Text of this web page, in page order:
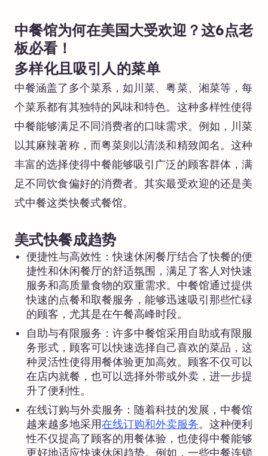
中餐馆为何在美国大受欢迎？这6点老
板必看！
多样化且吸引人的菜单
中餐涵盖了多个菜系，如川菜、粤菜、湘菜等，每
个菜系都有其独特的风味和特色。这种多样性使得
中餐能够满足不同消费者的口味需求。例如，川菜
以其麻辣著称，而粤菜则以清淡和精致闻名。这种
丰富的选择使得中餐能够吸引广泛的顾客群体，满
足不同饮食偏好的消费者。其实最受欢迎的还是美
式中餐这类快餐式餐馆。
美式快餐成趋势
便捷性与高效性：快速休闲餐厅结合了快餐的便
捷性和休闲餐厅的舒适氛围，满足了客人对快速
服务和高质量食物的双重需求。中餐馆通过提供
快速的点餐和取餐服务，能够迅速吸引那些忙碌
的顾客，尤其是在午餐高峰时段。
自助与有限服务：许多中餐馆采用自助或有限服
务形式，顾客可以快速选择自己喜欢的菜品，这
种灵活性使得用餐体验更加高效。顾客不仅可以
在店内就餐，也可以选择外带或外卖，进一步提
升了便利性。
在线订购与外卖服务：随着科技的发展，中餐馆
越来越多地采用在线订购和外卖服务。这种便利
性不仅提高了顾客的用餐体验，也使得中餐能够
更好地适应快速休闲趋势。例如，一些中餐连锁